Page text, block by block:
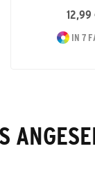
12,99
IN 7